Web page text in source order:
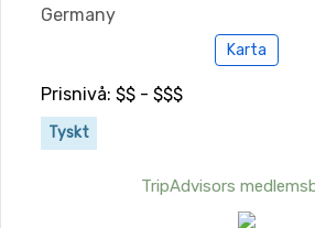
Germany
Karta
Prisnivå: $$ - $$$
Tyskt
TripAdvisors